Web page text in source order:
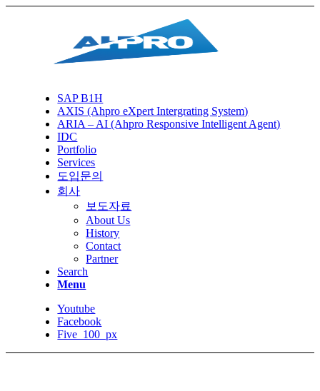
SAP B1H
AXIS (Ahpro eXpert Intergrating System)
ARIA – AI (Ahpro Responsive Intelligent Agent)
IDC
Portfolio
Services
도입문의
회사
보도자료
About Us
History
Contact
Partner
Search
Menu
Youtube
Facebook
Five_100_px